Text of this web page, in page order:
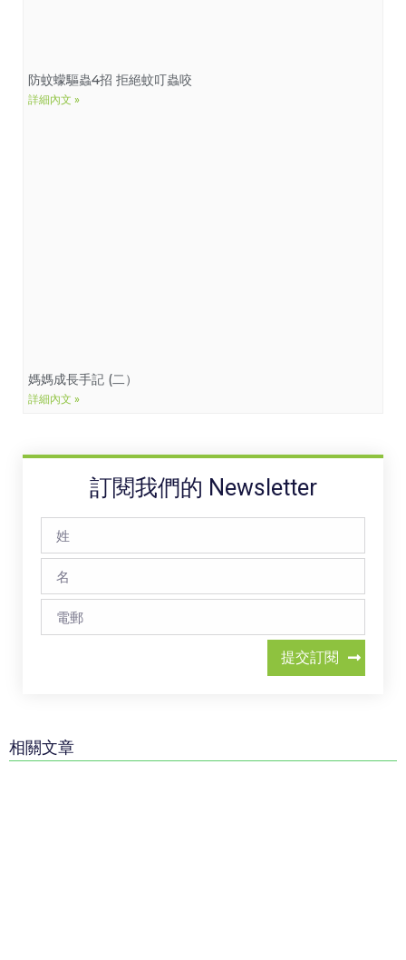
防蚊蠓驅蟲4招 拒絕蚊叮蟲咬
詳細內文 »
媽媽成長手記 (二）
詳細內文 »
訂閱我們的 Newsletter
提交訂閱
相關文章